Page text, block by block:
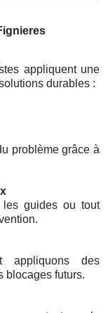
appliquent une
durables :
problème grâce à
les guides ou tout
appliquons des
blocages futurs.